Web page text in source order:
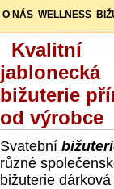
O NÁS WELLNESS
Kvalitní
jablonecká
bižuterie
od výrobce
Svatební
různé
bižuterie